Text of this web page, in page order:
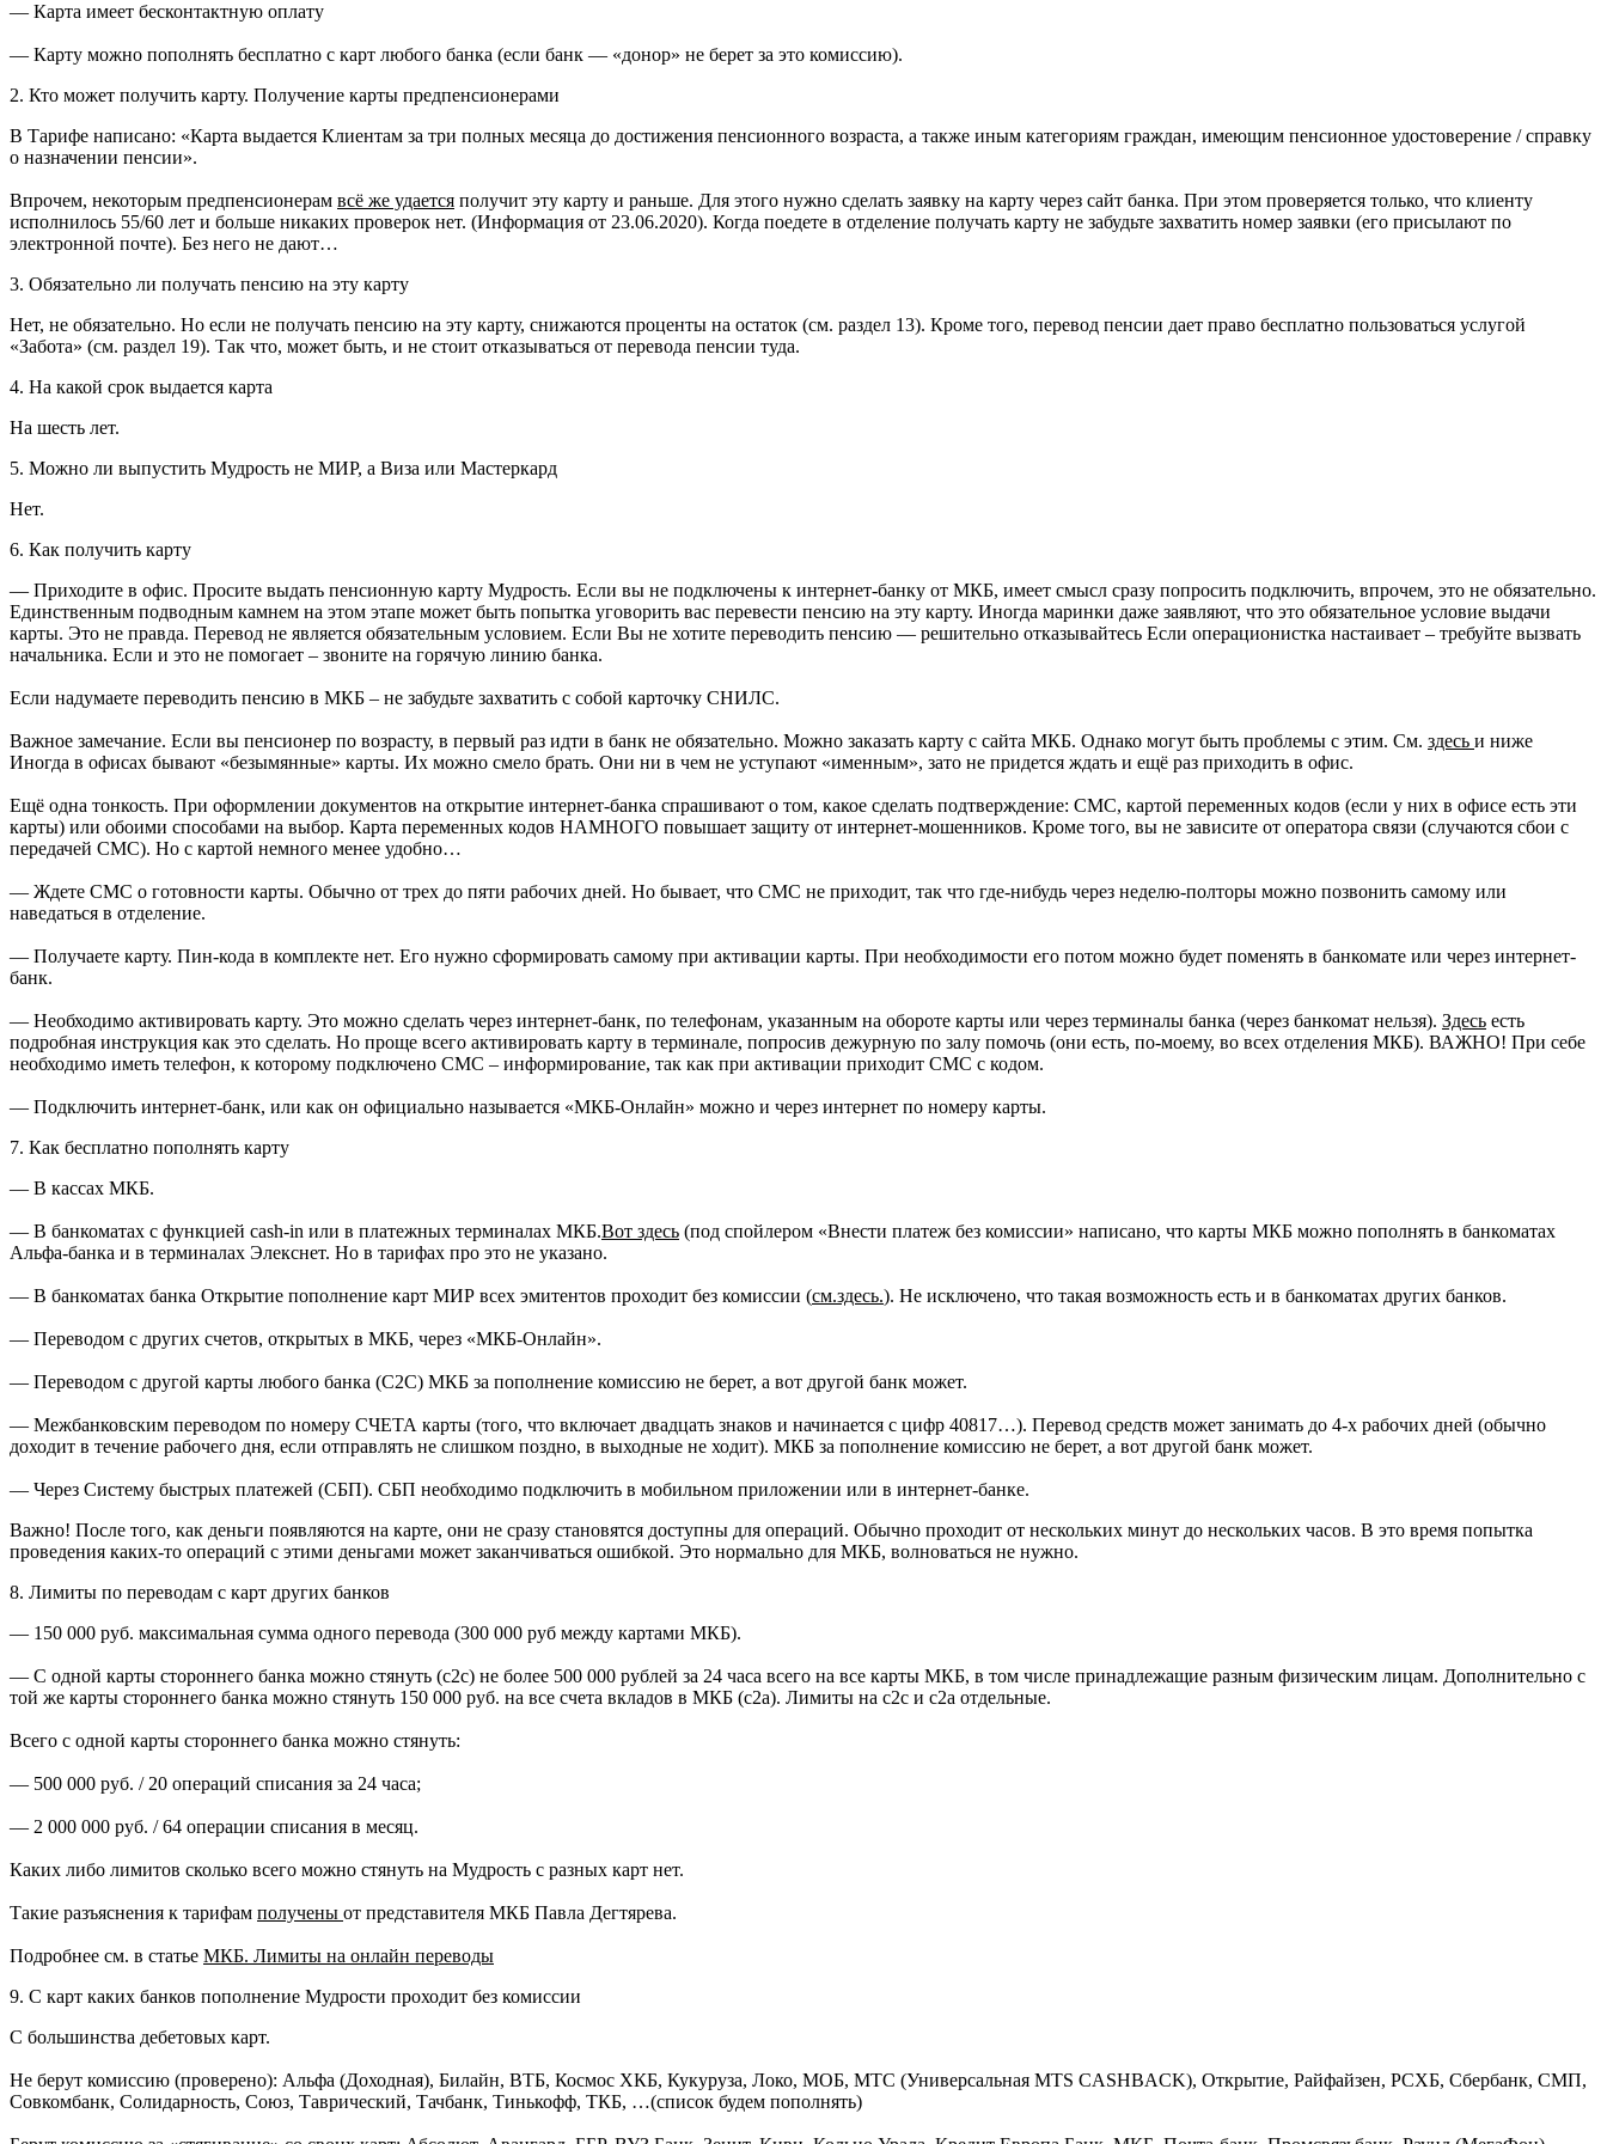
— Карта имеет бесконтактную оплату
— Карту можно пополнять бесплатно с карт любого банка (если банк — «донор» не берет за это комиссию).
2. Кто может получить карту. Получение карты предпенсионерами
В Тарифе написано: «Карта выдается Клиентам за три полных месяца до достижения пенсионного возраста, а также иным категориям граждан, имеющим пенсионное удостоверение / справку
о назначении пенсии».
Впрочем, некоторым предпенсионерам всё же удается получит эту карту и раньше. Для этого нужно сделать заявку на карту через сайт банка. При этом проверяется только, что клиенту
исполнилось 55/60 лет и больше никаких проверок нет. (Информация от 23.06.2020). Когда поедете в отделение получать карту не забудьте захватить номер заявки (его присылают по
электронной почте). Без него не дают…
3. Обязательно ли получать пенсию на эту карту
Нет, не обязательно. Но если не получать пенсию на эту карту, снижаются проценты на остаток (см. раздел 13). Кроме того, перевод пенсии дает право бесплатно пользоваться услугой
«Забота» (см. раздел 19). Так что, может быть, и не стоит отказываться от перевода пенсии туда.
4. На какой срок выдается карта
На шесть лет.
5. Можно ли выпустить Мудрость не МИР, а Виза или Мастеркард
Нет.
6. Как получить карту
— Приходите в офис. Просите выдать пенсионную карту Мудрость. Если вы не подключены к интернет-банку от МКБ, имеет смысл сразу попросить подключить, впрочем, это не обязательно.
Единственным подводным камнем на этом этапе может быть попытка уговорить вас перевести пенсию на эту карту. Иногда маринки даже заявляют, что это обязательное условие выдачи
карты. Это не правда. Перевод не является обязательным условием. Если Вы не хотите переводить пенсию — решительно отказывайтесь Если операционистка настаивает – требуйте вызвать
начальника. Если и это не помогает – звоните на горячую линию банка.
Если надумаете переводить пенсию в МКБ – не забудьте захватить с собой карточку СНИЛС.
Важное замечание. Если вы пенсионер по возрасту, в первый раз идти в банк не обязательно. Можно заказать карту с сайта МКБ. Однако могут быть проблемы с этим. См. здесь и ниже
Иногда в офисах бывают «безымянные» карты. Их можно смело брать. Они ни в чем не уступают «именным», зато не придется ждать и ещё раз приходить в офис.
Ещё одна тонкость. При оформлении документов на открытие интернет-банка спрашивают о том, какое сделать подтверждение: СМС, картой переменных кодов (если у них в офисе есть эти
карты) или обоими способами на выбор. Карта переменных кодов НАМНОГО повышает защиту от интернет-мошенников. Кроме того, вы не зависите от оператора связи (случаются сбои с
передачей СМС). Но с картой немного менее удобно…
— Ждете СМС о готовности карты. Обычно от трех до пяти рабочих дней. Но бывает, что СМС не приходит, так что где-нибудь через неделю-полторы можно позвонить самому или
наведаться в отделение.
— Получаете карту. Пин-кода в комплекте нет. Его нужно сформировать самому при активации карты. При необходимости его потом можно будет поменять в банкомате или через интернет-
банк.
— Необходимо активировать карту. Это можно сделать через интернет-банк, по телефонам, указанным на обороте карты или через терминалы банка (через банкомат нельзя). Здесь есть
подробная инструкция как это сделать. Но проще всего активировать карту в терминале, попросив дежурную по залу помочь (они есть, по-моему, во всех отделения МКБ). ВАЖНО! При себе
необходимо иметь телефон, к которому подключено СМС – информирование, так как при активации приходит СМС с кодом.
— Подключить интернет-банк, или как он официально называется «МКБ-Онлайн» можно и через интернет по номеру карты.
7. Как бесплатно пополнять карту
— В кассах МКБ.
— В банкоматах с функцией cash-in или в платежных терминалах МКБ.Вот здесь (под спойлером «Внести платеж без комиссии» написано, что карты МКБ можно пополнять в банкоматах
Альфа-банка и в терминалах Элекснет. Но в тарифах про это не указано.
— В банкоматах банка Открытие пополнение карт МИР всех эмитентов проходит без комиссии (см.здесь.). Не исключено, что такая возможность есть и в банкоматах других банков.
— Переводом с других счетов, открытых в МКБ, через «МКБ-Онлайн».
— Переводом с другой карты любого банка (C2C) МКБ за пополнение комиссию не берет, а вот другой банк может.
— Межбанковским переводом по номеру СЧЕТА карты (того, что включает двадцать знаков и начинается с цифр 40817…). Перевод средств может занимать до 4-х рабочих дней (обычно
доходит в течение рабочего дня, если отправлять не слишком поздно, в выходные не ходит). МКБ за пополнение комиссию не берет, а вот другой банк может.
— Через Систему быстрых платежей (СБП). СБП необходимо подключить в мобильном приложении или в интернет-банке.
Важно! После того, как деньги появляются на карте, они не сразу становятся доступны для операций. Обычно проходит от нескольких минут до нескольких часов. В это время попытка
проведения каких-то операций с этими деньгами может заканчиваться ошибкой. Это нормально для МКБ, волноваться не нужно.
8. Лимиты по переводам с карт других банков
— 150 000 руб. максимальная сумма одного перевода (300 000 руб между картами МКБ).
— С одной карты стороннего банка можно стянуть (c2c) не более 500 000 рублей за 24 часа всего на все карты МКБ, в том числе принадлежащие разным физическим лицам. Дополнительно с
той же карты стороннего банка можно стянуть 150 000 руб. на все счета вкладов в МКБ (с2а). Лимиты на с2с и с2а отдельные.
Всего с одной карты стороннего банка можно стянуть:
— 500 000 руб. / 20 операций списания за 24 часа;
— 2 000 000 руб. / 64 операции списания в месяц.
Каких либо лимитов сколько всего можно стянуть на Мудрость с разных карт нет.
Такие разъяснения к тарифам получены от представителя МКБ Павла Дегтярева.
Подробнее см. в статье МКБ. Лимиты на онлайн переводы
9. С карт каких банков пополнение Мудрости проходит без комиссии
С большинства дебетовых карт.
Не берут комиссию (проверено): Альфа (Доходная), Билайн, ВТБ, Космос ХКБ, Кукуруза, Локо, МОБ, МТС (Универсальная MTS CASHBACK), Открытие, Райфайзен, РСХБ, Сбербанк, СМП,
Совкомбанк, Солидарность, Союз, Таврический, Тачбанк, Тинькофф, ТКБ, …(список будем пополнять)